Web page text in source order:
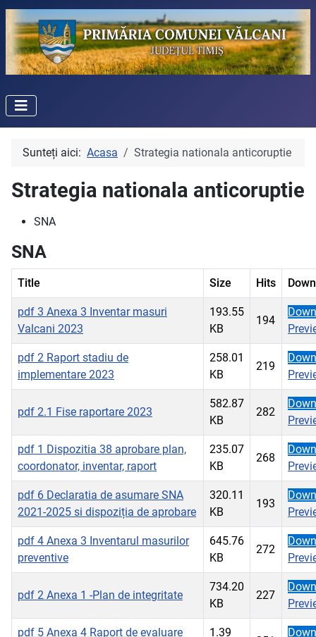
Sunteți aici: Acasa Strategia nationala anticoruptie
Strategia nationala anticoruptie
SNA
SNA
Title Size Hits
pdf 3 Anexa 3 Inventar masuri
Valcani 2023
193.55
KB
194
pdf 2 Raport stadiu de
implementare 2023
258.01
KB
219
pdf 2.1 Fise raportare 2023
582.87
KB
282
pdf 1 Dispozitia 38 aprobare plan,
coordonator, inventar, raport
235.07
KB
268
pdf 6 Declaratia de asumare SNA
2021-2025 si dispoziția de aprobare
320.11
KB
193
pdf 4 Anexa 3 Inventarul masurilor
preventive
645.76
KB
272
pdf 2 Anexa 1 -Plan de integritate
734.20
KB
227
pdf 5 Anexa 4 Raport de evaluare
1.39